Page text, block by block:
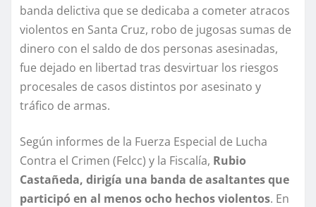
banda delictiva que se dedicaba a cometer atracos
violentos en Santa Cruz, robo de jugosas sumas de
dinero con el saldo de dos personas asesinadas,
fue dejado en libertad tras desvirtuar los riesgos
procesales de casos distintos por asesinato y
tráfico de armas.
Según informes de la Fuerza Especial de Lucha
Contra el Crimen (Felcc) y la Fiscalía, Rubio
Castañeda, dirigía una banda de asaltantes que
participó en al menos ocho hechos violentos. En